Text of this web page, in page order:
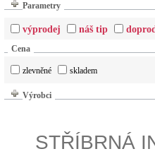
Parametry
výprodej náš tip
Cena
zlevněné skladem
Výrobci
STŘÍBRNÁ